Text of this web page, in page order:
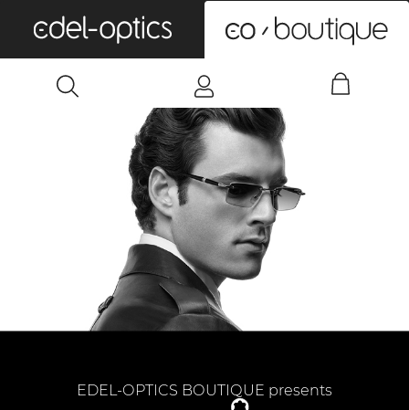
EDEL-OPTICS BOUTIQUE presents